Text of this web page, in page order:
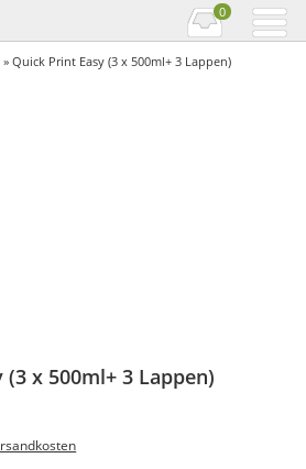
0
» Quick Print Easy (3 x 500ml+ 3 Lappen)
x 500ml+ 3 Lappen)